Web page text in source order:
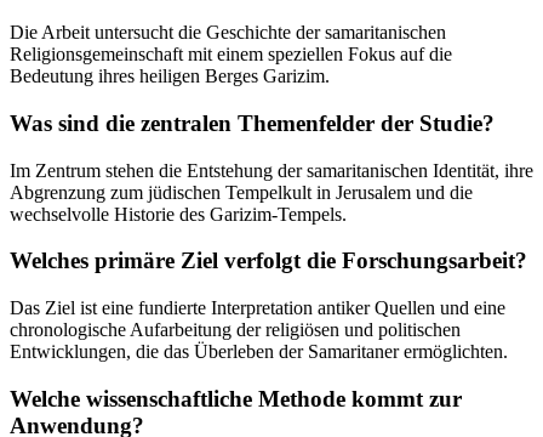
Die Arbeit untersucht die Geschichte der samaritanischen
Religionsgemeinschaft mit einem speziellen Fokus auf die
Bedeutung ihres heiligen Berges Garizim.
Was sind die zentralen Themenfelder der Studie?
Im Zentrum stehen die Entstehung der samaritanischen Identität, ihre
Abgrenzung zum jüdischen Tempelkult in Jerusalem und die
wechselvolle Historie des Garizim-Tempels.
Welches primäre Ziel verfolgt die Forschungsarbeit?
Das Ziel ist eine fundierte Interpretation antiker Quellen und eine
chronologische Aufarbeitung der religiösen und politischen
Entwicklungen, die das Überleben der Samaritaner ermöglichten.
Welche wissenschaftliche Methode kommt zur
Anwendung?